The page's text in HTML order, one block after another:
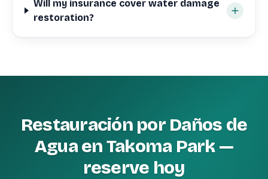
Will my insurance cover water damage
restoration?
Restauración por Daños de
Agua en Takoma Park —
reserve hoy